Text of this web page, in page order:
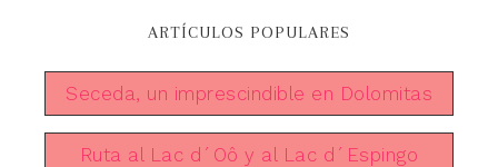
ARTÍCULOS POPULARES
Seceda, un imprescindible en Dolomitas
Ruta al Lac d´Oô y al Lac d´Espingo